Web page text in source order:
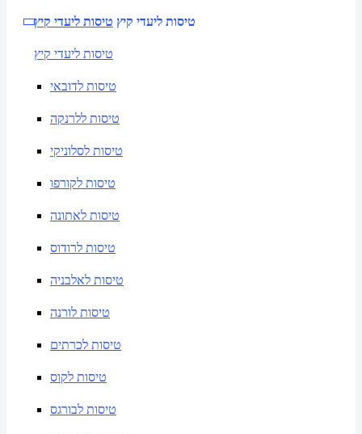
טיסות ליעדי קיץ טיסות ליעדי קיץ
טיסות ליעדי קיץ
טיסות לדובאי
טיסות ללרנקה
טיסות לסלוניקי
טיסות לקורפו
טיסות לאתונה
טיסות לרודוס
טיסות לאלבניה
טיסות לורנה
טיסות לכרתים
טיסות לקוס
טיסות לבורגס